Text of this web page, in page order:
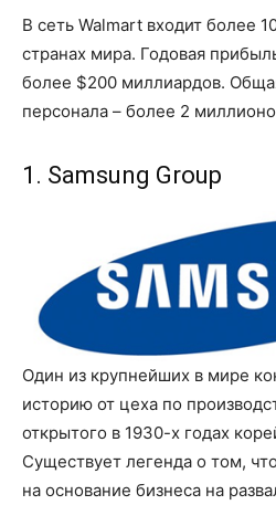
В сеть Walmart входит более
странах мира. Годовая
более $200 миллиардов.
персонала – более 2
1. Samsung Group
Один из крупнейших в мире
историю от цеха по
открытого в 1930-х годах
Существует легенда о том,
на основание бизнеса на